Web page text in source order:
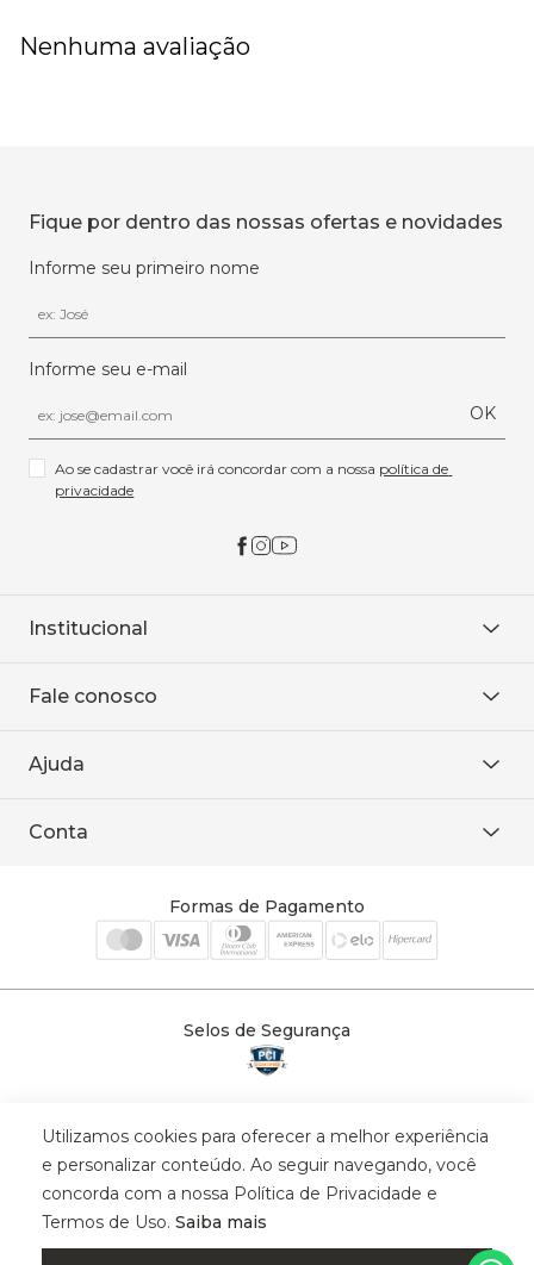
Nenhuma avaliação
Fique por dentro das nossas ofertas e novidades
Informe seu primeiro nome
Informe seu e-mail
OK
Ao se cadastrar você irá concordar com a nossa política de
privacidade
Institucional
Onde encontrar
Baixe o APP
Fale conosco
WhatsApp
Ajuda
Política de entrega
Conta
Cadastre-se
Formas de Pagamento
Selos de Segurança
© 2025 Trinys Indústria e Comércio Ltda - Todos os direitos reservados
| CNPJ: 59.907.634/0001-75 | Rua Santa Augusta, 409 - Vila
Califórnia - Osvaldo Cruz - SP - CEP: 17702-316.
Utilizamos cookies para oferecer a melhor experiência
e personalizar conteúdo. Ao seguir navegando, você
concorda com a nossa Política de Privacidade e
Termos de Uso. Saiba mais